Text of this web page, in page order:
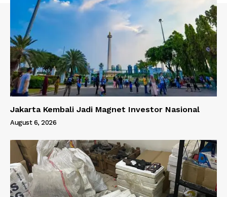
Jakarta Kembali Jadi Magnet Investor Nasional
August 6, 2026